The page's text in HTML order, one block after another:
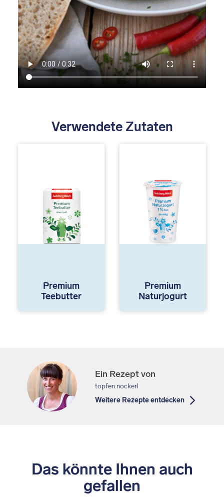
Verwendete Zutaten
Premium
Teebutter
Premium
Naturjogurt
Ein Rezept von
topfen.nockerl
Weitere Rezepte entdecken
Das könnte Ihnen auch
gefallen